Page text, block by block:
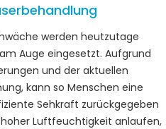
werden heutzutage
Auge eingesetzt. Aufgrund
und der aktuellen
kann so Menschen eine
Sehkraft zurückgegeben
hoher Luftfeuchtigkeit anlaufen,